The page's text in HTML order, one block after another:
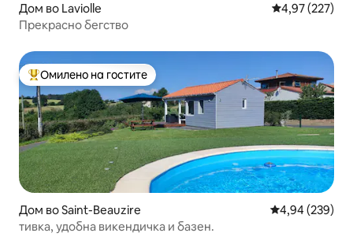
Дом во Laviolle Просечна
4,97 (227)
Прекрасно бегство
Меѓу најуспешните „Омилени на гостите“
Омилено на гостите
Дом во Saint-Beauzire Просечна
4,94 (239)
тивка, удобна викендичка и базен.